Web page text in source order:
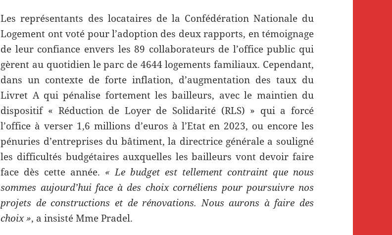
Les représentants des locataires de la Confédération Nationale du
Logement ont voté pour l’adoption des deux rapports, en témoignage
de leur confiance envers les 89 collaborateurs de l’office public qui
gèrent au quotidien le parc de 4644 logements familiaux. Cependant,
dans un contexte de forte inflation, d’augmentation des taux du
Livret A qui pénalise fortement les bailleurs, avec le maintien du
dispositif « Réduction de Loyer de Solidarité (RLS) » qui a forcé
l’office à verser 1,6 millions d’euros à l’Etat en 2023, ou encore les
pénuries d’entreprises du bâtiment, la directrice générale a souligné
les difficultés budgétaires auxquelles les bailleurs vont devoir faire
face dès cette année. « Le budget est tellement contraint que nous
sommes aujourd’hui face à des choix cornéliens pour poursuivre nos
projets de constructions et de rénovations. Nous aurons à faire des
choix », a insisté Mme Pradel.